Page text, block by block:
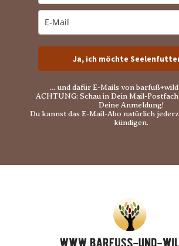
Ja, ich möchte
… und dafür E-Mails von
ACHTUNG: Schau in Dein Mail-
Deine Anmeldung!
Du kannst das E-Mail-Abo natürlich
kündigen.